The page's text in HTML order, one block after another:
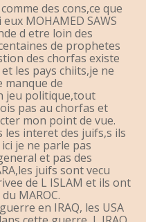
des cons,ce que
MOHAMED SAWS
d etre loin des
de prophetes
des chorfas existe
les pays chiits,je ne
manque de
jeu politique,tout
pas au chorfas et
mon point de vue.
les interet des juifs,s ils
je ne parle pas
et pas des
juifs sont vecu
de L ISLAM et ils ont
MAROC.
en IRAQ, les USA